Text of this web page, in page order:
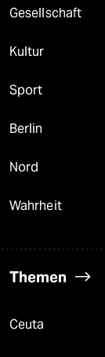
Gesellschaft
Kultur
Sport
Berlin
Nord
Wahrheit
Themen
Ceuta